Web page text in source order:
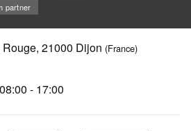
partner
21000 Dijon (France)
- 17:00